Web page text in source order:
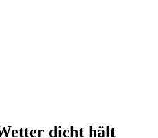
dicht hält